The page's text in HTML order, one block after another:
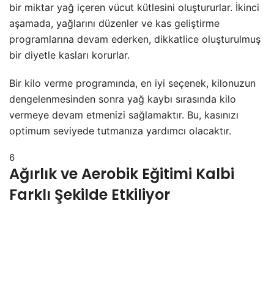
bir miktar yağ içeren vücut kütlesini oluştururlar. İkinci
aşamada, yağlarını düzenler ve kas geliştirme
programlarına devam ederken, dikkatlice oluşturulmuş
bir diyetle kasları korurlar.
Bir kilo verme programında, en iyi seçenek, kilonuzun
dengelenmesinden sonra yağ kaybı sırasında kilo
vermeye devam etmenizi sağlamaktır. Bu, kasınızı
optimum seviyede tutmanıza yardımcı olacaktır.
6
Ağırlık ve Aerobik Eğitimi Kalbi
Farklı Şekilde Etkiliyor